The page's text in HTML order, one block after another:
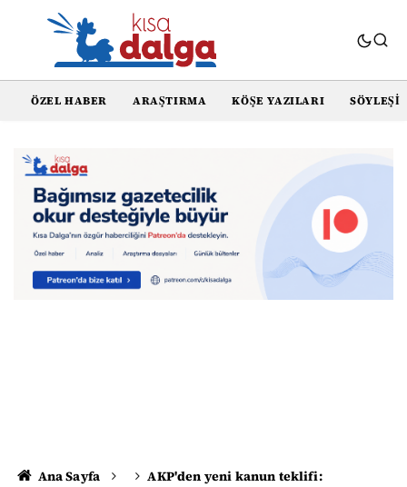
ÖZEL HABER ARAŞTIRMA KÖŞE YAZILARI SÖYLEŞI
Ana Sayfa
AKP'den yeni kanun teklifi: